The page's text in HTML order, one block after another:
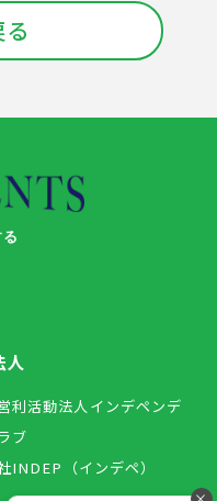
人
利活動法人インデペンデ
ブ
INDEP（インデペ）